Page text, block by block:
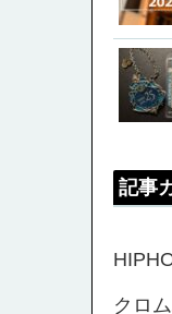
記事
クロ